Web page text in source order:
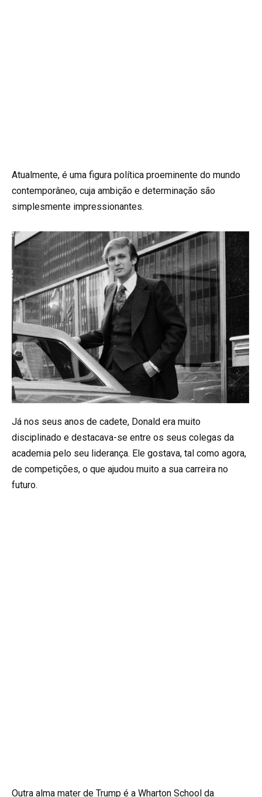
Atualmente, é uma figura política proeminente do mundo
contemporâneo, cuja ambição e determinação são
simplesmente impressionantes.
Já nos seus anos de cadete, Donald era muito
disciplinado e destacava-se entre os seus colegas da
academia pelo seu liderança. Ele gostava, tal como agora,
de competições, o que ajudou muito a sua carreira no
futuro.
Outra alma mater de Trump é a Wharton School da